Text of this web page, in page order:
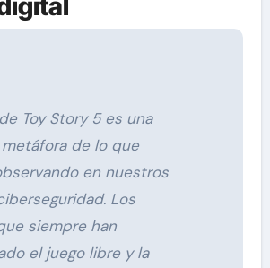
Toy Story 5 es una
de lo que
en nuestros
Los
siempre han
el juego libre y la